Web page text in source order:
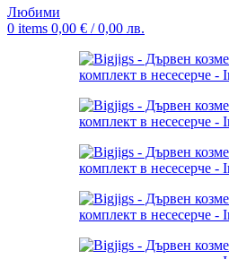
Любими
0 items 0,00 € / 0,00 лв.